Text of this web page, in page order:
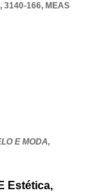
3140-166, MEAS
E MODA,
Estética,